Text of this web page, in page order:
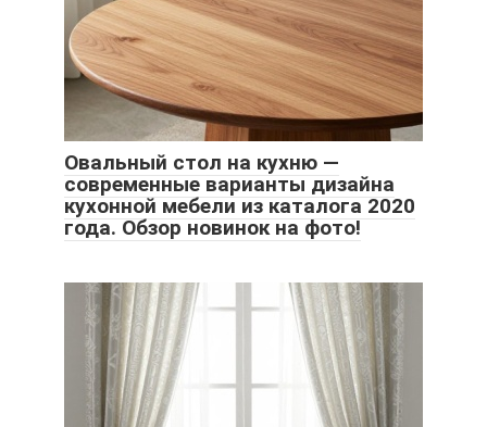
Овальный стол на кухню —
современные варианты дизайна
кухонной мебели из каталога 2020
года. Обзор новинок на фото!